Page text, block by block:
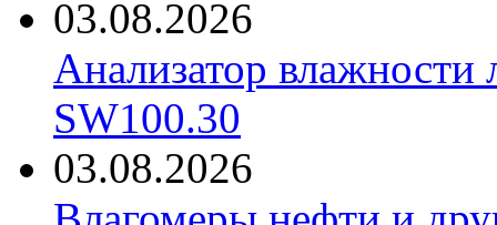
03.08.2026
Анализатор
SW100.30
03.08.2026